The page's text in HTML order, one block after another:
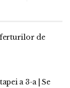
de
a 3-a | Se